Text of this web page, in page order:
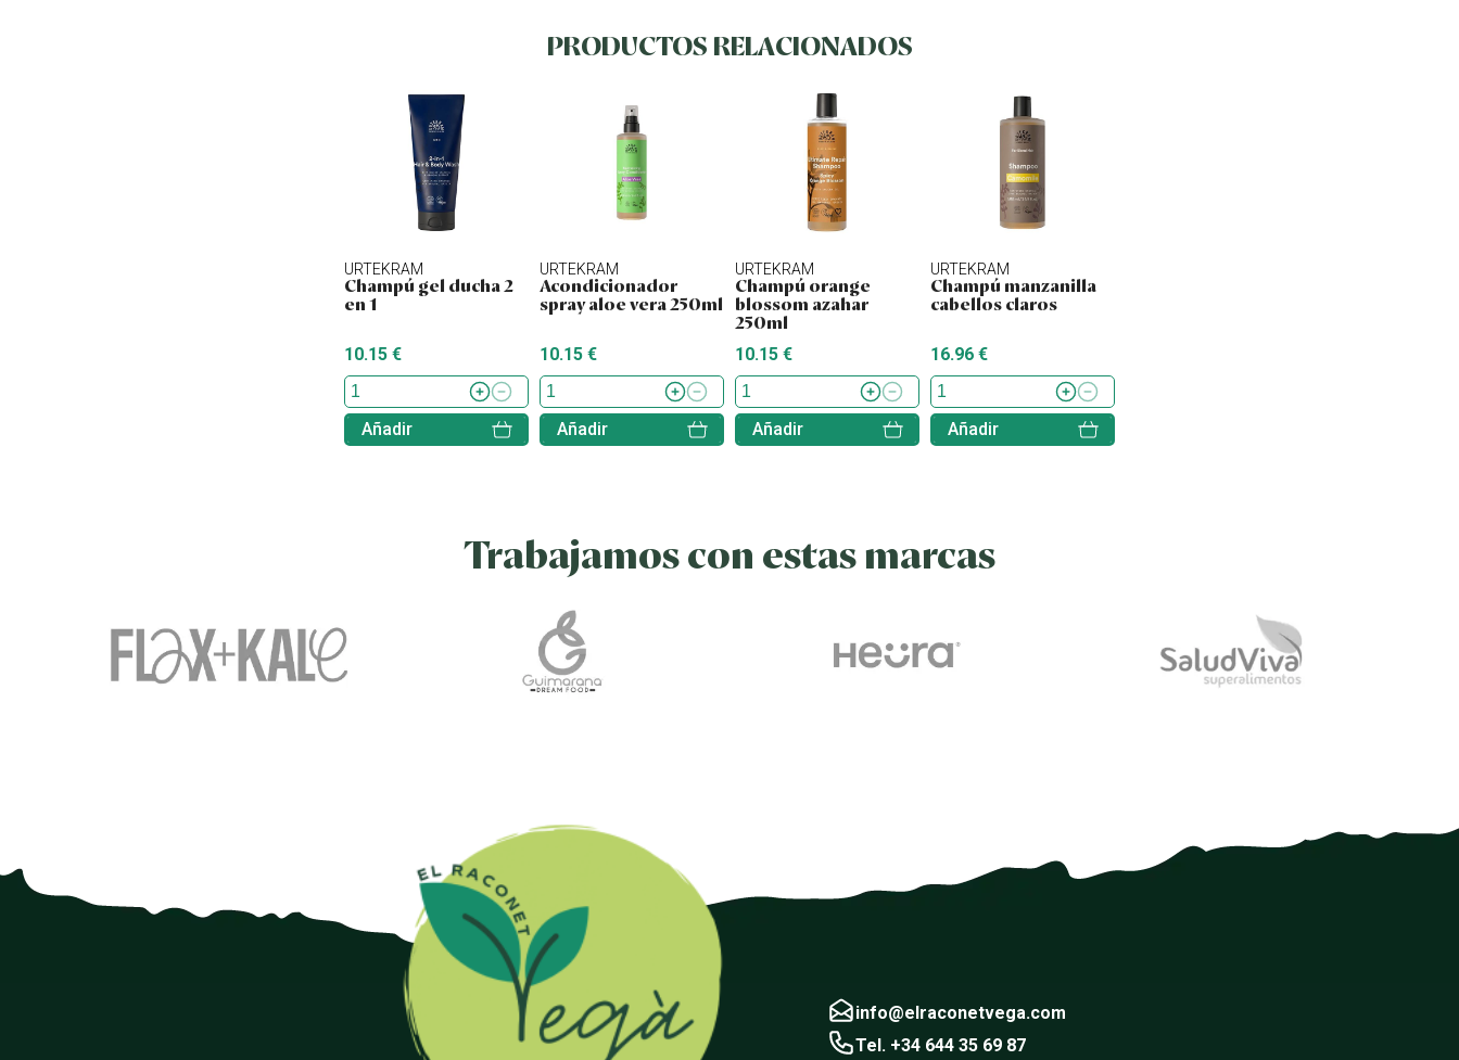
PRODUCTOS RELACIONADOS
URTEKRAM
Champú gel ducha 2
en 1
10.15 €
Añadir
URTEKRAM
Acondicionador
spray aloe vera 250ml
10.15 €
Añadir
URTEKRAM
Champú orange
blossom azahar
250ml
10.15 €
Añadir
URTEKRAM
Champú manzanilla
cabellos claros
16.96 €
Añadir
Trabajamos con estas marcas
info@elraconetvega.com
Tel. +34 644 35 69 87